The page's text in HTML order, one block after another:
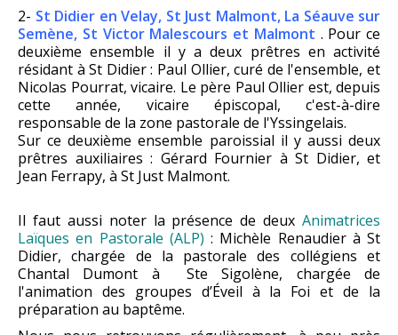
2- St Didier en Velay, St Just Malmont, La Séauve sur
Semène, St Victor Malescours et Malmont . Pour ce
deuxième ensemble il y a deux prêtres en activité
résidant à St Didier : Paul Ollier, curé de l'ensemble, et
Nicolas Pourrat, vicaire. Le père Paul Ollier est, depuis
cette année, vicaire épiscopal, c'est-à-dire
responsable de la zone pastorale de l'Yssingelais.
Sur ce deuxième ensemble paroissial il y aussi deux
prêtres auxiliaires : Gérard Fournier à St Didier, et
Jean Ferrapy, à St Just Malmont.
Il faut aussi noter la présence de deux Animatrices
Laïques en Pastorale (ALP) : Michèle Renaudier à St
Didier, chargée de la pastorale des collégiens et
Chantal Dumont à Ste Sigolène, chargée de
l'animation des groupes d’Éveil à la Foi et de la
préparation au baptême.